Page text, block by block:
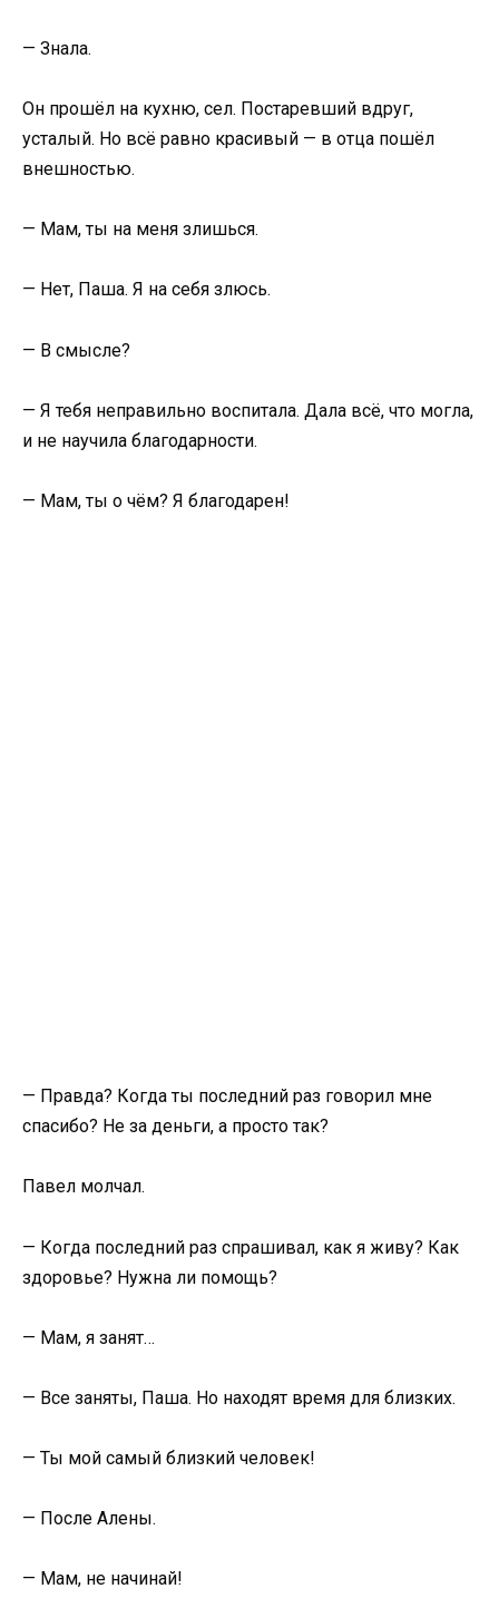
— Знала.
Он прошёл на кухню, сел. Постаревший вдруг,
усталый. Но всё равно красивый — в отца пошёл
внешностью.
— Мам, ты на меня злишься.
— Нет, Паша. Я на себя злюсь.
— В смысле?
— Я тебя неправильно воспитала. Дала всё, что могла,
и не научила благодарности.
— Мам, ты о чём? Я благодарен!
— Правда? Когда ты последний раз говорил мне
спасибо? Не за деньги, а просто так?
Павел молчал.
— Когда последний раз спрашивал, как я живу? Как
здоровье? Нужна ли помощь?
— Мам, я занят…
— Все заняты, Паша. Но находят время для близких.
— Ты мой самый близкий человек!
— После Алены.
— Мам, не начинай!